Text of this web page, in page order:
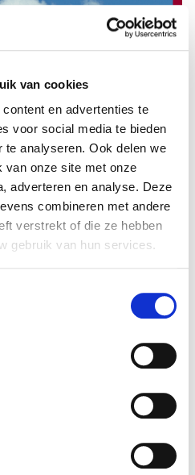
van cookies
en advertenties te
voor social media te bieden
analyseren. Ook delen we
van onze site met onze
adverteren en analyse. Deze
combineren met andere
verstrekt of die ze hebben
gebruik van hun services.
koopwoning voor
een woning. Een vereiste is